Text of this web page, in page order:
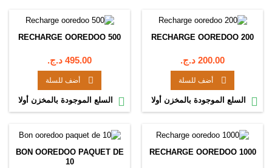
RECHARGE OOREDOO 200
السعر
200.00 د.ج.‏
 أضف للسلة
 السلع الموجودة بالمخزن أولا
RECHARGE OOREDOO 500
السعر
495.00 د.ج.‏
 أضف للسلة
 السلع الموجودة بالمخزن أولا
RECHARGE OOREDOO 1000
BON OOREDOO PAQUET DE
10